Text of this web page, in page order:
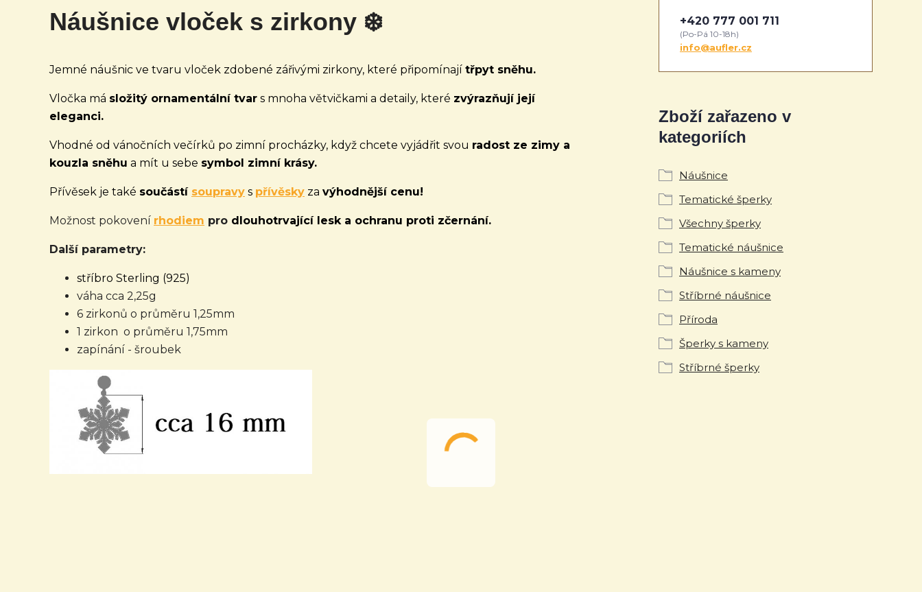
Náušnice vloček s zirkony ❄️
Jemné náušnic ve tvaru vloček zdobené zářivými zirkony, které připomínají třpyt sněhu.
Vločka má složitý ornamentální tvar s mnoha větvičkami a detaily, které zvýrazňují její
eleganci.
Vhodné od vánočních večírků po zimní procházky, když chcete vyjádřit svou radost ze zimy a
kouzla sněhu a mít u sebe symbol zimní krásy.
Přívěsek je také součástí soupravy s přívěsky za výhodnější cenu!
Možnost pokovení rhodiem pro dlouhotrvající lesk a ochranu proti zčernání.
Další parametry:
stříbro Sterling (925)
váha cca 2,25g
6 zirkonů o průměru 1,25mm
1 zirkon o průměru 1,75mm
zapínání - šroubek
Zboží zařazeno v
kategoriích
Náušnice
Tematické šperky
Všechny šperky
Tematické náušnice
Náušnice s kameny
Stříbrné náušnice
Příroda
Šperky s kameny
Stříbrné šperky
+420 777 001 711
(Po-Pá 10-18h)
info@aufler.cz